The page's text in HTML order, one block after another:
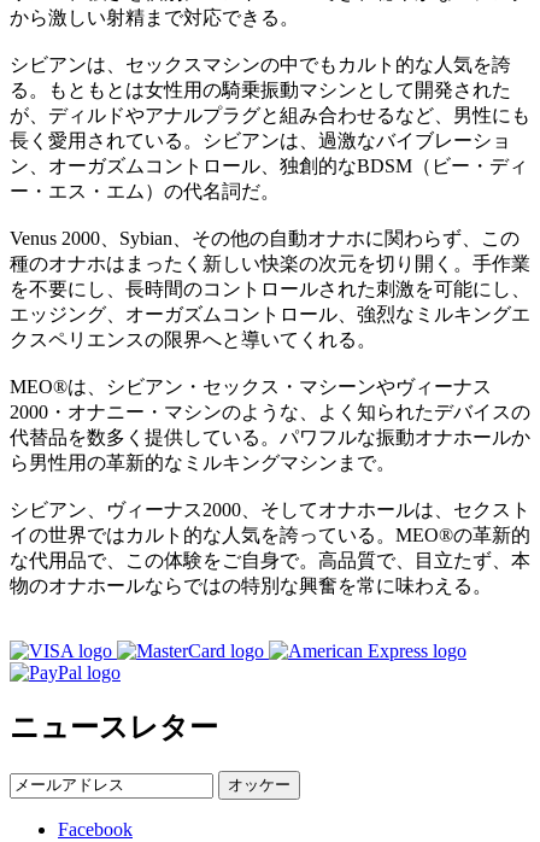
から激しい射精まで対応できる。
シビアンは、セックスマシンの中でもカルト的な人気を誇
る。もともとは女性用の騎乗振動マシンとして開発された
が、ディルドやアナルプラグと組み合わせるなど、男性にも
長く愛用されている。シビアンは、過激なバイブレーショ
ン、オーガズムコントロール、独創的なBDSM（ビー・ディ
ー・エス・エム）の代名詞だ。
Venus 2000、Sybian、その他の自動オナホに関わらず、この
種のオナホはまったく新しい快楽の次元を切り開く。手作業
を不要にし、長時間のコントロールされた刺激を可能にし、
エッジング、オーガズムコントロール、強烈なミルキングエ
クスペリエンスの限界へと導いてくれる。
MEO®は、シビアン・セックス・マシーンやヴィーナス
2000・オナニー・マシンのような、よく知られたデバイスの
代替品を数多く提供している。パワフルな振動オナホールか
ら男性用の革新的なミルキングマシンまで。
シビアン、ヴィーナス2000、そしてオナホールは、セクスト
イの世界ではカルト的な人気を誇っている。MEO®の革新的
な代用品で、この体験をご自身で。高品質で、目立たず、本
物のオナホールならではの特別な興奮を常に味わえる。
ニュースレター
オッケー
Facebook